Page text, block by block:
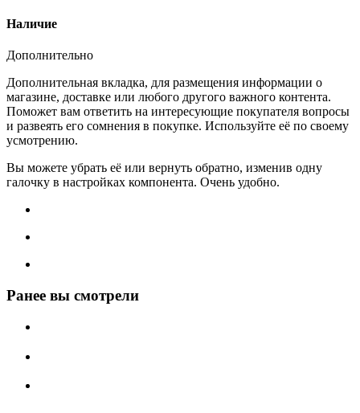
Наличие
Дополнительно
Дополнительная вкладка, для размещения информации о
магазине, доставке или любого другого важного контента.
Поможет вам ответить на интересующие покупателя вопросы
и развеять его сомнения в покупке. Используйте её по своему
усмотрению.
Вы можете убрать её или вернуть обратно, изменив одну
галочку в настройках компонента. Очень удобно.
Ранее вы смотрели